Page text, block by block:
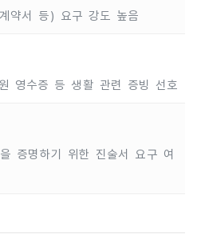
약서 등) 요구 강도 높음
영수증 등 생활 관련 증빙 선호
증명하기 위한 진술서 요구 여